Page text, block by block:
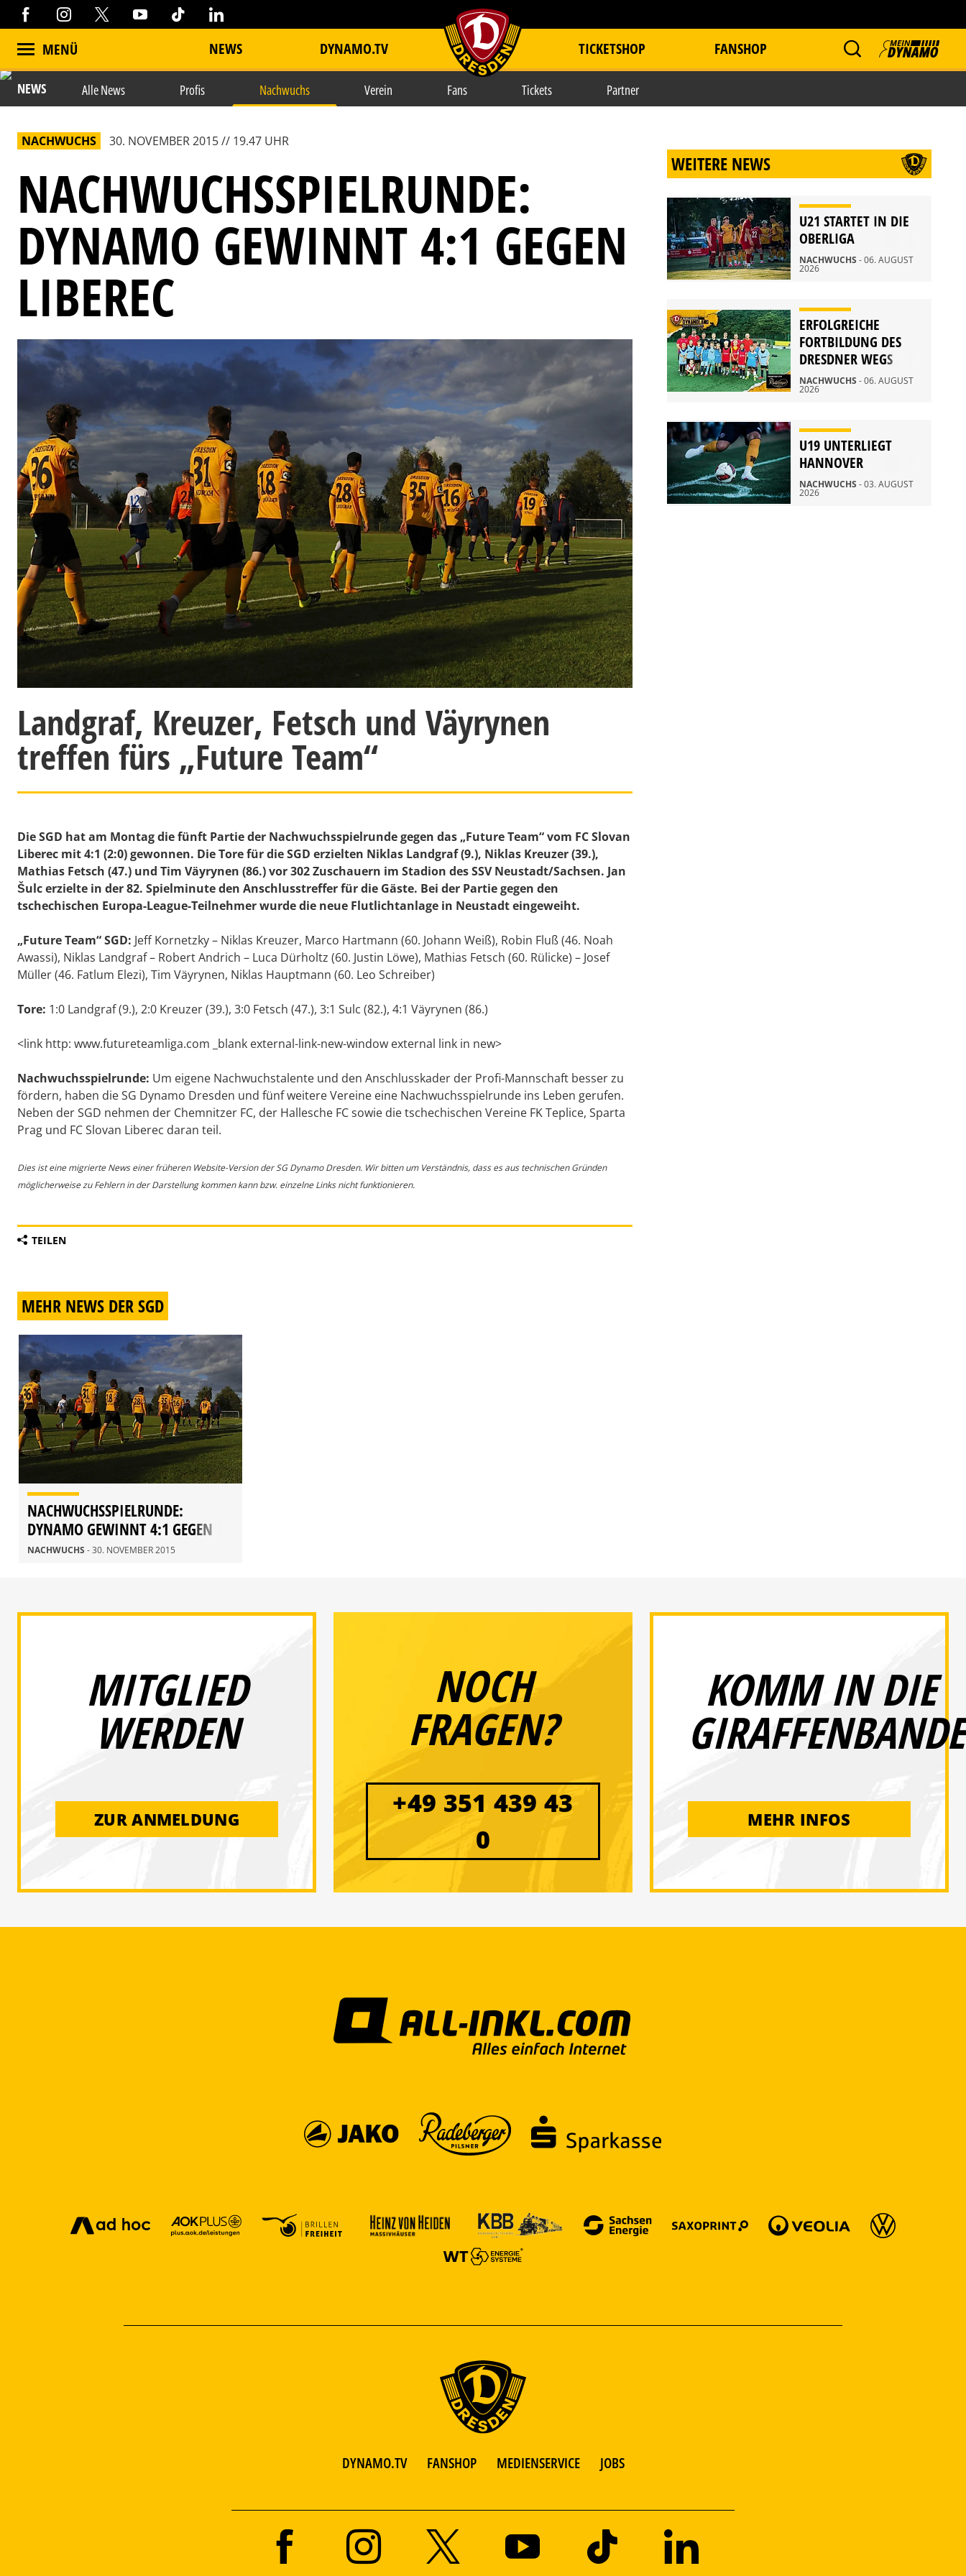
MENÜ NEWS DYNAMO.TV item.title TICKETSHOP FANSHOP
NEWS Alle News Profis Nachwuchs Verein Fans Tickets Partner
NACHWUCHS 30. NOVEMBER 2015 // 19.47 UHR
NACHWUCHSSPIELRUNDE:
DYNAMO GEWINNT 4:1 GEGEN
LIBEREC
Landgraf, Kreuzer, Fetsch und Väyrynen
treffen fürs „Future Team“
Die SGD hat am Montag die fünft Partie der Nachwuchsspielrunde gegen das „Future Team“ vom FC Slovan
Liberec mit 4:1 (2:0) gewonnen. Die Tore für die SGD erzielten Niklas Landgraf (9.), Niklas Kreuzer (39.),
Mathias Fetsch (47.) und Tim Väyrynen (86.) vor 302 Zuschauern im Stadion des SSV Neustadt/Sachsen. Jan
Šulc erzielte in der 82. Spielminute den Anschlusstreffer für die Gäste. Bei der Partie gegen den
tschechischen Europa-League-Teilnehmer wurde die neue Flutlichtanlage in Neustadt eingeweiht.
„Future Team“ SGD: Jeff Kornetzky – Niklas Kreuzer, Marco Hartmann (60. Johann Weiß), Robin Fluß (46. Noah
Awassi), Niklas Landgraf – Robert Andrich – Luca Dürholtz (60. Justin Löwe), Mathias Fetsch (60. Rülicke) – Josef
Müller (46. Fatlum Elezi), Tim Väyrynen, Niklas Hauptmann (60. Leo Schreiber)
Tore: 1:0 Landgraf (9.), 2:0 Kreuzer (39.), 3:0 Fetsch (47.), 3:1 Sulc (82.), 4:1 Väyrynen (86.)
<link http: www.futureteamliga.com _blank external-link-new-window external link in new>
Nachwuchsspielrunde: Um eigene Nachwuchstalente und den Anschlusskader der Profi-Mannschaft besser zu
fördern, haben die SG Dynamo Dresden und fünf weitere Vereine eine Nachwuchsspielrunde ins Leben gerufen.
Neben der SGD nehmen der Chemnitzer FC, der Hallesche FC sowie die tschechischen Vereine FK Teplice, Sparta
Prag und FC Slovan Liberec daran teil.
Dies ist eine migrierte News einer früheren Website-Version der SG Dynamo Dresden. Wir bitten um Verständnis, dass es aus technischen Gründen
möglicherweise zu Fehlern in der Darstellung kommen kann bzw. einzelne Links nicht funktionieren.
TEILEN
WEITERE NEWS
U21 STARTET IN DIE
OBERLIGA
NACHWUCHS - 06. AUGUST
2026
ERFOLGREICHE
FORTBILDUNG DES
DRESDNER WEGS
NACHWUCHS - 06. AUGUST
2026
U19 UNTERLIEGT
HANNOVER
NACHWUCHS - 03. AUGUST
2026
MEHR NEWS DER SGD
NACHWUCHSSPIELRUNDE:
DYNAMO GEWINNT 4:1 GEGEN
LIBEREC
NACHWUCHS - 30. NOVEMBER 2015
MITGLIED
WERDEN
ZUR ANMELDUNG
NOCH
FRAGEN?
+49 351 439 43
0
KOMM IN DIE
GIRAFFENBANDE
MEHR INFOS
DYNAMO.TV FANSHOP MEDIENSERVICE JOBS